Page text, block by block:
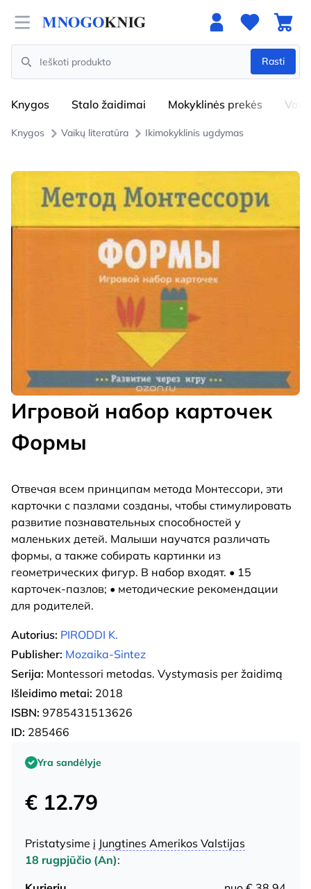
Open menu
Search
Rasti
Knygos Stalo žaidimai Mokyklinės prekės
Knygos Vaikų literatūra Ikimokyklinis ugdymas
Игровой набор карточек
Формы
Отвечая всем принципам метода Монтессори, эти
карточки с пазлами созданы, чтобы стимулировать
развитие познавательных способностей у
маленьких детей. Малыши научатся различать
формы, а также собирать картинки из
геометрических фигур. В набор входят. • 15
карточек-пазлов; • методические рекомендации
для родителей.
Autorius: PIRODDI K.
Publisher: Mozaika-Sintez
Serija: Montessori metodas. Vystymasis per žaidimą
Išleidimo metai: 2018
ISBN: 9785431513626
ID: 285466
Yra sandėlyje
€ 12.79
Pristatysime į Jungtines Amerikos Valstijas
18 rugpjūčio (An):